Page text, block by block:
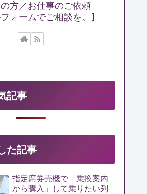
方／お仕事のご依頼
ォームでご相談を。】
記事
た記事
指定席券売機で「乗換案内
から購入」して乗りたい列